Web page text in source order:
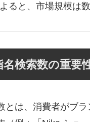
ると、市場規模は
名検索数の重要
とは、消費者がブ